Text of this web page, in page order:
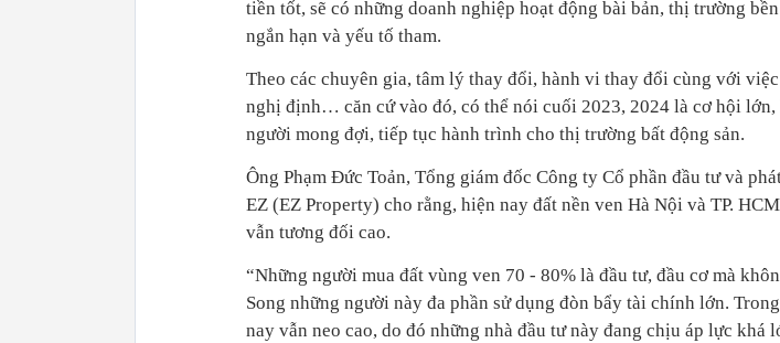
tiền tốt, sẽ có những doanh nghiệp hoạt động bài bản, thị trường
ngắn hạn và yếu tố tham.
Theo các chuyên gia, tâm lý thay đổi, hành vi thay đổi cùng với
nghị định… căn cứ vào đó, có thể nói cuối 2023, 2024 là cơ hội lớn,
người mong đợi, tiếp tục hành trình cho thị trường bất động sản.
Ông Phạm Đức Toản, Tổng giám đốc Công ty Cổ phần đầu tư và
EZ (EZ Property) cho rằng, hiện nay đất nền ven Hà Nội và TP.
vẫn tương đối cao.
“Những người mua đất vùng ven 70 - 80% là đầu tư, đầu cơ mà
Song những người này đa phần sử dụng đòn bẩy tài chính lớn.
nay vẫn neo cao, do đó những nhà đầu tư này đang chịu áp lực khá